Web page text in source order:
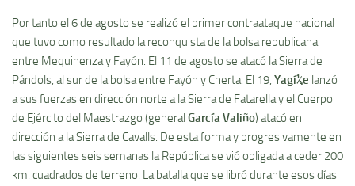
Por tanto el 6 de agosto se realizó el primer contraataque nacional
que tuvo como resultado la reconquista de la bolsa republicana
entre Mequinenza y Fayón. El 11 de agosto se atacó la Sierra de
Pándols, al sur de la bolsa entre Fayón y Cherta. El 19, Yagí¼e lanzó
a sus fuerzas en dirección norte a la Sierra de Fatarella y el Cuerpo
de Ejército del Maestrazgo (general Garcí­a Valiño) atacó en
dirección a la Sierra de Cavalls. De esta forma y progresivamente en
las siguientes seis semanas la República se vió obligada a ceder 200
km. cuadrados de terreno. La batalla que se libró durante esos dí­as